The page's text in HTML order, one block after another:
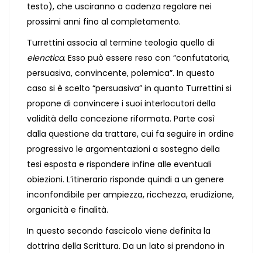
testo), che usciranno a cadenza regolare nei
prossimi anni fino al completamento.
Turrettini associa al termine teologia quello di
elenctica. Esso può essere reso con “confutatoria,
persuasiva, convincente, polemica”. In questo
caso si è scelto “persuasiva” in quanto Turrettini si
propone di convincere i suoi interlocutori della
validità della concezione riformata. Parte così
dalla questione da trattare, cui fa seguire in ordine
progressivo le argomentazioni a sostegno della
tesi esposta e rispondere infine alle eventuali
obiezioni. L’itinerario risponde quindi a un genere
inconfondibile per ampiezza, ricchezza, erudizione,
organicità e finalità.
In questo secondo fascicolo viene definita la
dottrina della Scrittura. Da un lato si prendono in